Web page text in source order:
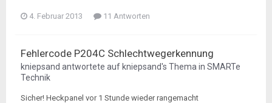
4. Februar 2013 11 Antworten
Fehlercode P204C Schlechtwegerkennung
kniepsand antwortete auf kniepsand's Thema in SMARTe
Technik
Sicher! Heckpanel vor 1 Stunde wieder rangemacht